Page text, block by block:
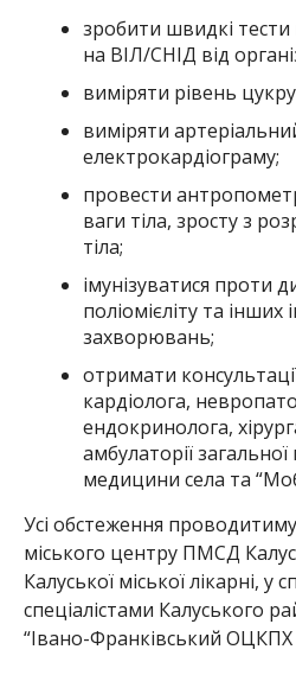
зробити швидкі тести
на ВІЛ/СНІД від
виміряти рівень
виміряти
електрокардіограму;
провести
ваги тіла, зросту з
тіла;
імунізуватися проти
поліомієліту та інших
захворювань;
отримати консультації
кардіолога,
ендокринолога,
амбулаторії
медицини села та
Усі обстеження
міського центру ПМСД
Калуської міської лікарні, у
спеціалістами Калуського
“Івано-Франківський